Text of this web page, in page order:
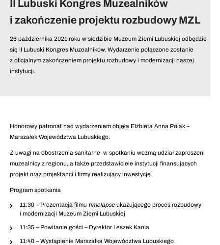
II Lubuski Kongres Muzealników
i zakończenie projektu rozbudowy MZL
26 października 2021 roku w siedzibie Muzeum Ziemi Lubuskiej odbędzie
się II Lubuski Kongres Muzealników. Wydarzenie połączone zostanie
z oficjalnym zakończeniem projektu rozbudowy i modernizacji naszej
instytucji.
Honorowy patronat nad wydarzeniem objęła Elżbieta Anna Polak –
Marszałek Województwa Lubuskiego.
Z uwagi na obostrzenia sanitarne w spotkaniu wezmą udział zaproszeni
muzealnicy z regionu, a także przedstawiciele instytucji finansujących
projekt oraz projektanci i firmy realizujący inwestycję.
Program spotkania
11:30 – Prezentacja filmu timelapse ukazującego proces rozbudowy
i modernizacji Muzeum Ziemi Lubuskiej
11:35 – Powitanie gości – Dyrektor Leszek Kania
11:40 – Wystąpienie Marszałka Województwa Lubuskiego